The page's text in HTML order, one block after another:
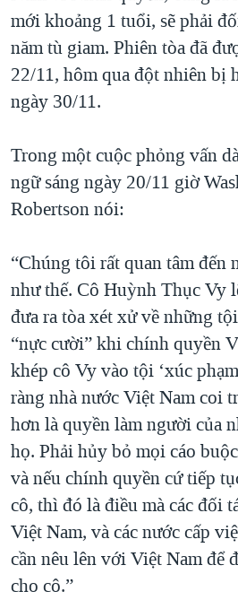
mới khoảng 1 tuổi, sẽ phải
năm tù giam. Phiên tòa đã
22/11, hôm qua đột nhiên bị
ngày 30/11.
Trong một cuộc phỏng vấn
ngữ sáng ngày 20/11 giờ
Robertson nói:
“Chúng tôi rất quan tâm đến
như thế. Cô Huỳnh Thục Vy
đưa ra tòa xét xử về những
“nực cười” khi chính quyền
khép cô Vy vào tội ‘xúc
ràng nhà nước Việt Nam coi
hơn là quyền làm người của
họ. Phải hủy bỏ mọi cáo
và nếu chính quyền cứ tiếp
cô, thì đó là điều mà các đối
Việt Nam, và các nước cấp
cần nêu lên với Việt Nam để
cho cô.”